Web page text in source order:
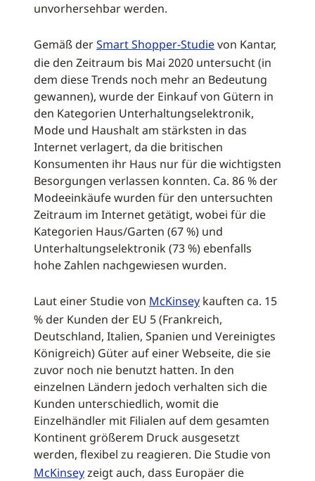
unvorhersehbar werden.
Gemäß derSmart Shopper-Studievon Kantar,
die den Zeitraum bis Mai 2020 untersucht (in
dem diese Trends noch mehr an Bedeutung
gewannen), wurde der Einkauf von Gütern in
den Kategorien Unterhaltungselektronik,
Mode und Haushalt am stärksten in das
Internet verlagert, da die britischen
Konsumenten ihr Haus nur für die wichtigsten
Besorgungen verlassen konnten. Ca. 86 % der
Modeeinkäufe wurden für den untersuchten
Zeitraum im Internet getätigt, wobei für die
Kategorien Haus/Garten (67 %) und
Unterhaltungselektronik (73 %) ebenfalls
hohe Zahlen nachgewiesen wurden.
Laut einer Studie von McKinsey kauften ca. 15
% der Kunden der EU 5 (Frankreich,
Deutschland, Italien, Spanien und Vereinigtes
Königreich) Güter auf einer Webseite, die sie
zuvor noch nie benutzt hatten. In den
einzelnen Ländern jedoch verhalten sich die
Kunden unterschiedlich, womit die
Einzelhändler mit Filialen auf dem gesamten
Kontinent größerem Druck ausgesetzt
werden, flexibel zu reagieren. Die Studie von
McKinseyzeigt auch, dass Europäer die